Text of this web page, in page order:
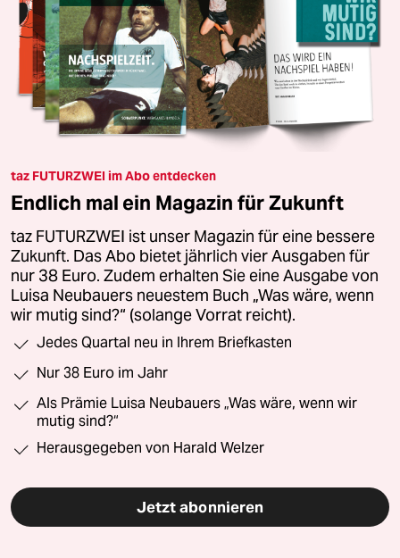
taz FUTURZWEI im Abo entdecken
Endlich mal ein Magazin für Zukunft
taz FUTURZWEI ist unser Magazin für eine bessere
Zukunft. Das Abo bietet jährlich vier Ausgaben für
nur 38 Euro. Zudem erhalten Sie eine Ausgabe von
Luisa Neubauers neuestem Buch „Was wäre, wenn
wir mutig sind?“ (solange Vorrat reicht).
Jedes Quartal neu in Ihrem Briefkasten
Nur 38 Euro im Jahr
Als Prämie Luisa Neubauers „Was wäre, wenn wir
mutig sind?“
Herausgegeben von Harald Welzer
Jetzt abonnieren